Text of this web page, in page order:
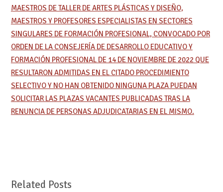
MAESTROS DE TALLER DE ARTES PLÁSTICAS Y DISEÑO,
MAESTROS Y PROFESORES ESPECIALISTAS EN SECTORES
SINGULARES DE FORMACIÓN PROFESIONAL, CONVOCADO POR
ORDEN DE LA CONSEJERÍA DE DESARROLLO EDUCATIVO Y
FORMACIÓN PROFESIONAL DE 14 DE NOVIEMBRE DE 2022 QUE
RESULTARON ADMITIDAS EN EL CITADO PROCEDIMIENTO
SELECTIVO Y NO HAN OBTENIDO NINGUNA PLAZA PUEDAN
SOLICITAR LAS PLAZAS VACANTES PUBLICADAS TRAS LA
RENUNCIA DE PERSONAS ADJUDICATARIAS EN EL MISMO.
Related Posts